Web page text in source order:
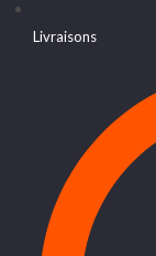
Livraisons